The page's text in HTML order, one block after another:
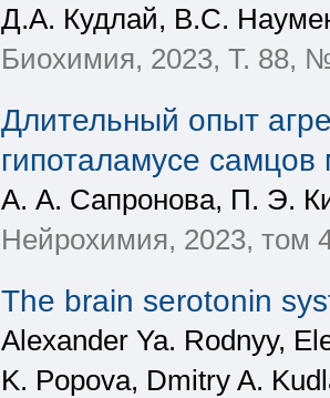
Д.А. Кудлай, В.С.
Биохимия, 2023, T. 88,
Длительный опыт
гипоталамусе
А. А. Сапронова, П. Э.
Нейрохимия, 2023, том
The brain serotonin
Alexander Ya. Rodnyy,
K. Popova, Dmitry A.